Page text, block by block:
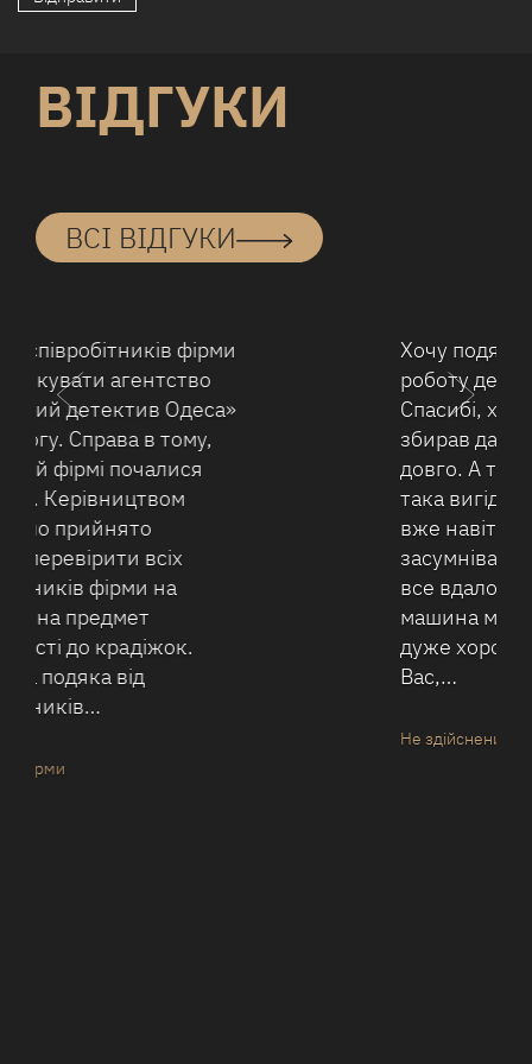
ВІДГУКИ
ВСІ ВІДГУКИ
Хочу подякувати за хорошу
роботу детективів агентства.
Спасибі, хлопці! На машину я
збирав давно. І вибирав
довго. А тут підвернулася
така вигідна пропозиція. Я
вже навіть погодився, а потім
засумнівався щось - аж надто
все вдало складається: і
машина майже нова, і ціна
дуже хороша. Звернувся до
Вас,…